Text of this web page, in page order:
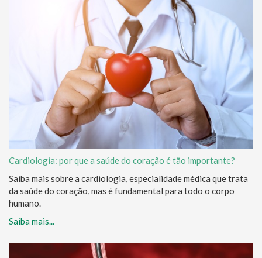
Cardiologia: por que a saúde do coração é tão importante?
Saiba mais sobre a cardiologia, especialidade médica que trata
da saúde do coração, mas é fundamental para todo o corpo
humano.
Saiba mais...